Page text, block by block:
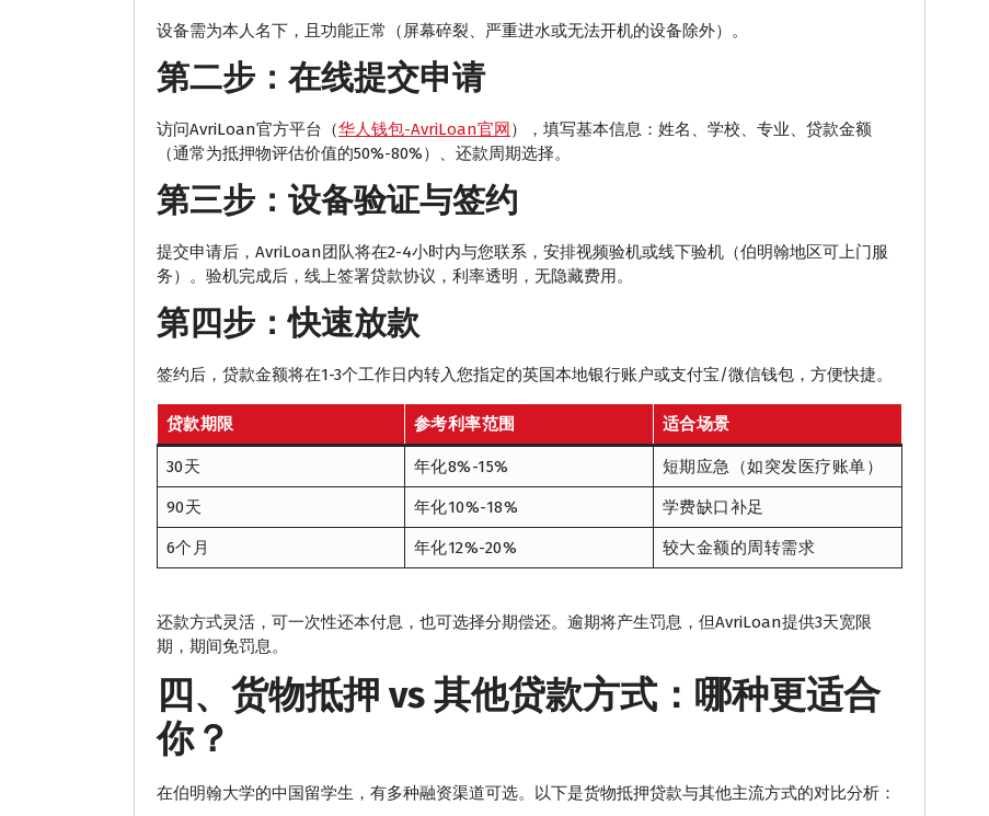
设备需为本人名下，且功能正常（屏幕碎裂、严重进水或无法开机的设备除外）。
第二步：在线提交申请
访问AvriLoan官方平台（华人钱包-AvriLoan官网），填写基本信息：姓名、学校、专业、贷款金额
（通常为抵押物评估价值的50%-80%）、还款周期选择。
第三步：设备验证与签约
提交申请后，AvriLoan团队将在2-4小时内与您联系，安排视频验机或线下验机（伯明翰地区可上门服
务）。验机完成后，线上签署贷款协议，利率透明，无隐藏费用。
第四步：快速放款
签约后，贷款金额将在1-3个工作日内转入您指定的英国本地银行账户或支付宝/微信钱包，方便快捷。
贷款期限 参考利率范围 适合场景
30天 年化8%-15% 短期应急（如突发医疗账单）
90天 年化10%-18% 学费缺口补足
6个月 年化12%-20% 较大金额的周转需求
还款方式灵活，可一次性还本付息，也可选择分期偿还。逾期将产生罚息，但AvriLoan提供3天宽限
期，期间免罚息。
四、货物抵押 vs 其他贷款方式：哪种更适合
你？
在伯明翰大学的中国留学生，有多种融资渠道可选。以下是货物抵押贷款与其他主流方式的对比分析：